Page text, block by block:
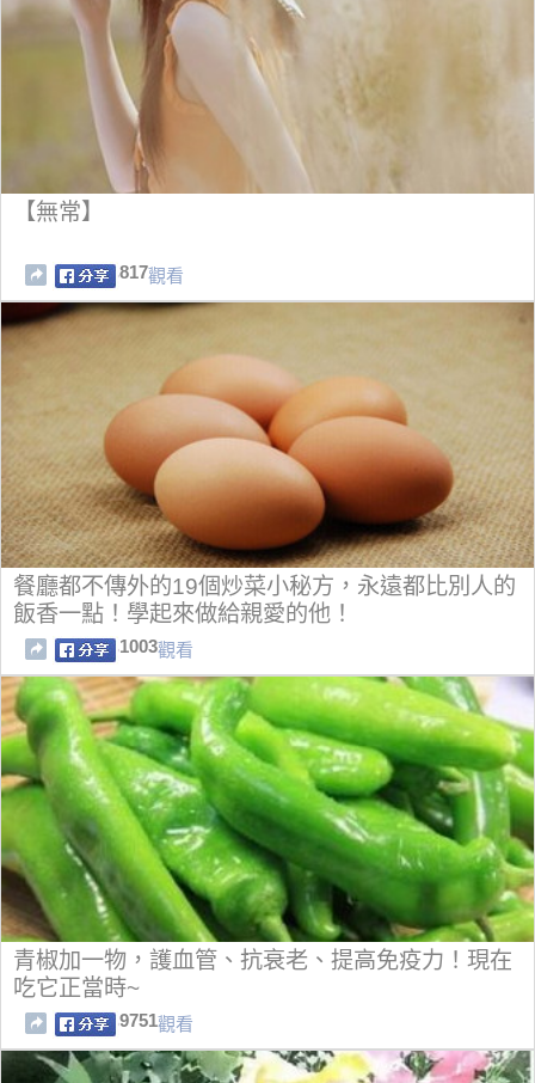
【無常】
817觀看
餐廳都不傳外的19個炒菜小秘方，永遠都比別人的
飯香一點！學起來做給親愛的他！
1003觀看
青椒加一物，護血管、抗衰老、提高免疫力！現在
吃它正當時~
9751觀看